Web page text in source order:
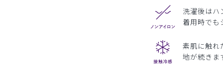
洗濯後はハ
着用時でも
素肌に触れ
地が続きま